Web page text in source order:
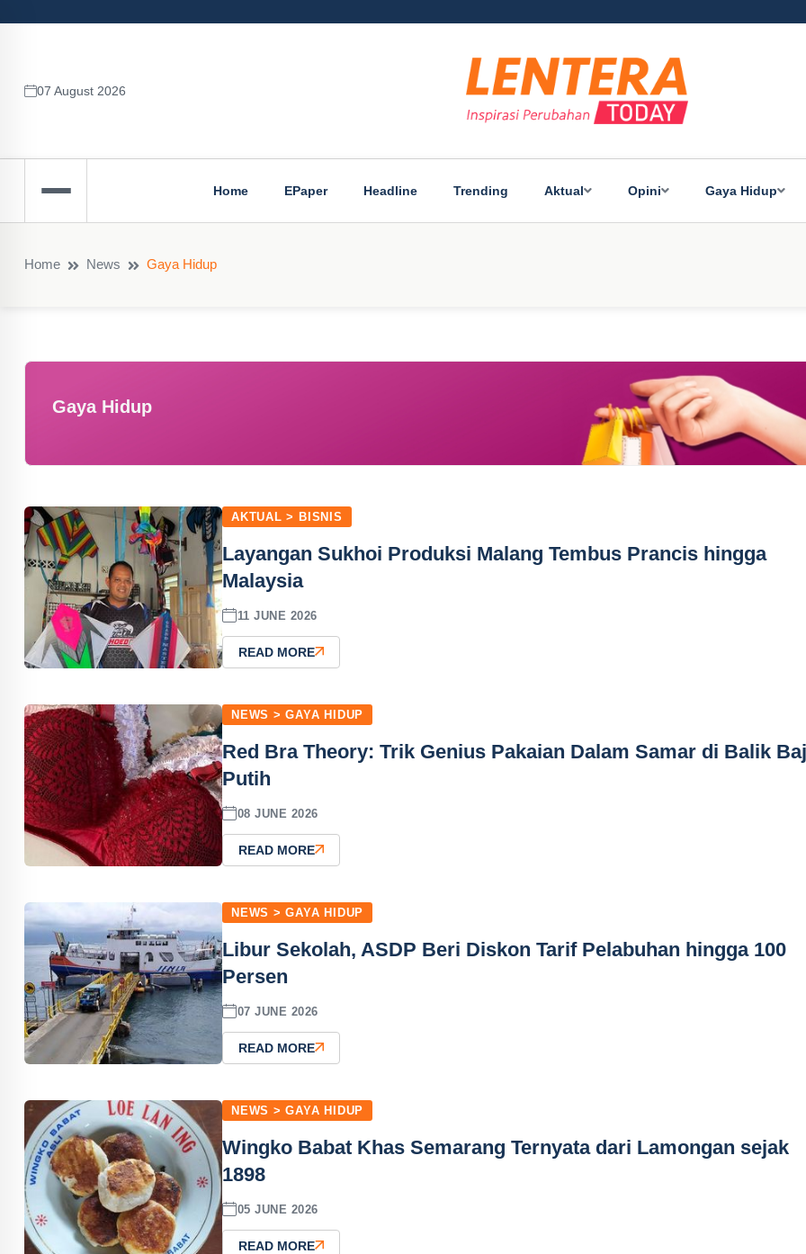
07 August 2026
Home EPaper Headline Trending Aktual Opini Gaya Hidup
Home News Gaya Hidup
Gaya Hidup
AKTUAL > BISNIS
Layangan Sukhoi Produksi Malang Tembus Prancis hingga
Malaysia
11 JUNE 2026
READ MORE
NEWS > GAYA HIDUP
Red Bra Theory: Trik Genius Pakaian Dalam Samar di Balik
Putih
08 JUNE 2026
READ MORE
NEWS > GAYA HIDUP
Libur Sekolah, ASDP Beri Diskon Tarif Pelabuhan hingga 100
Persen
07 JUNE 2026
READ MORE
NEWS > GAYA HIDUP
Wingko Babat Khas Semarang Ternyata dari Lamongan sejak
1898
05 JUNE 2026
READ MORE